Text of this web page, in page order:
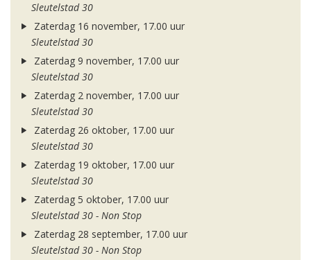
Sleutelstad 30
Zaterdag 16 november, 17.00 uur
Sleutelstad 30
Zaterdag 9 november, 17.00 uur
Sleutelstad 30
Zaterdag 2 november, 17.00 uur
Sleutelstad 30
Zaterdag 26 oktober, 17.00 uur
Sleutelstad 30
Zaterdag 19 oktober, 17.00 uur
Sleutelstad 30
Zaterdag 5 oktober, 17.00 uur
Sleutelstad 30 - Non Stop
Zaterdag 28 september, 17.00 uur
Sleutelstad 30 - Non Stop